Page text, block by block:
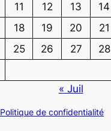
11 12 13 14
18 19 20 21
25 26 27 28
« Juil
Politique de confidentialité